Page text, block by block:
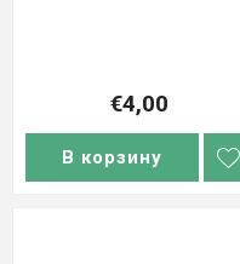
€4,00
В корзину